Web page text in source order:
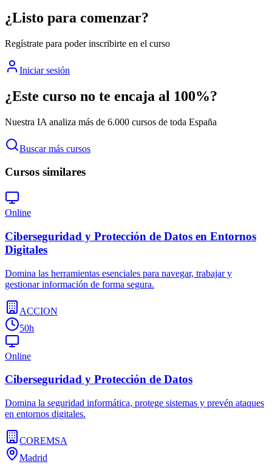
¿Listo para comenzar?
Regístrate para poder inscribirte en el curso
Iniciar sesión
¿Este curso no te encaja al 100%?
Nuestra IA analiza más de 6.000 cursos de toda España
Buscar más cursos
Cursos similares
Online
Ciberseguridad y Protección de Datos en Entornos
Digitales
Domina las herramientas esenciales para navegar, trabajar y
gestionar información de forma segura.
ACCION
50h
Online
Ciberseguridad y Protección de Datos
Domina la seguridad informática, protege sistemas y prevén ataques
en entornos digitales.
COREMSA
Madrid